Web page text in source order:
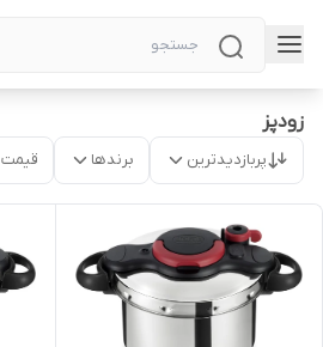
زودپز
پربازدیدترین برندها قیمت